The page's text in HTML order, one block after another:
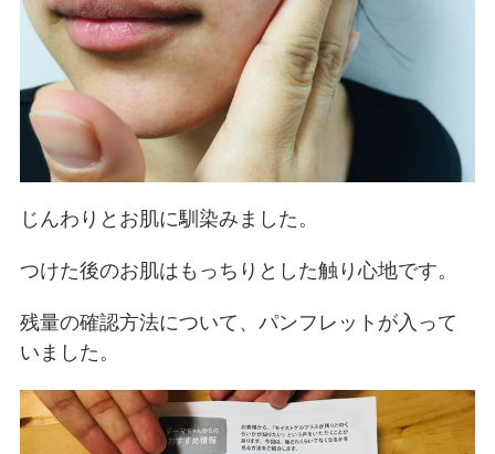
じんわりとお肌に馴染みました。
つけた後のお肌はもっちりとした触り心地です。
残量の確認方法について、パンフレットが入って
いました。